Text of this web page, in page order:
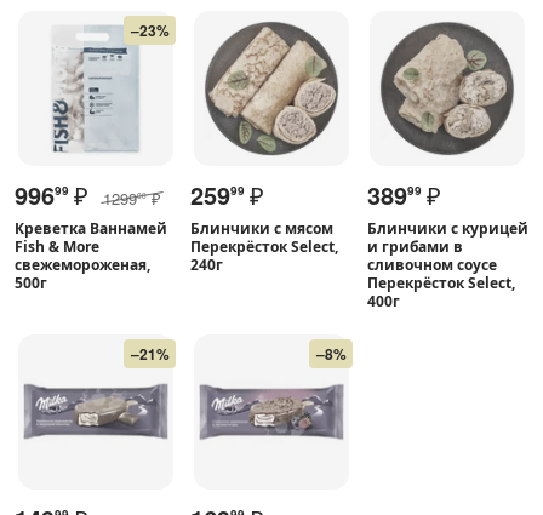
–23%
99699 ₽ 129900 ₽
Креветка Ваннамей
Fish & More
свежемороженая,
500г
25999 ₽
Блинчики с мясом
Перекрёсток Select,
240г
38999 ₽
Блинчики с курицей
и грибами в
сливочном соусе
Перекрёсток Select,
400г
–21% –8%